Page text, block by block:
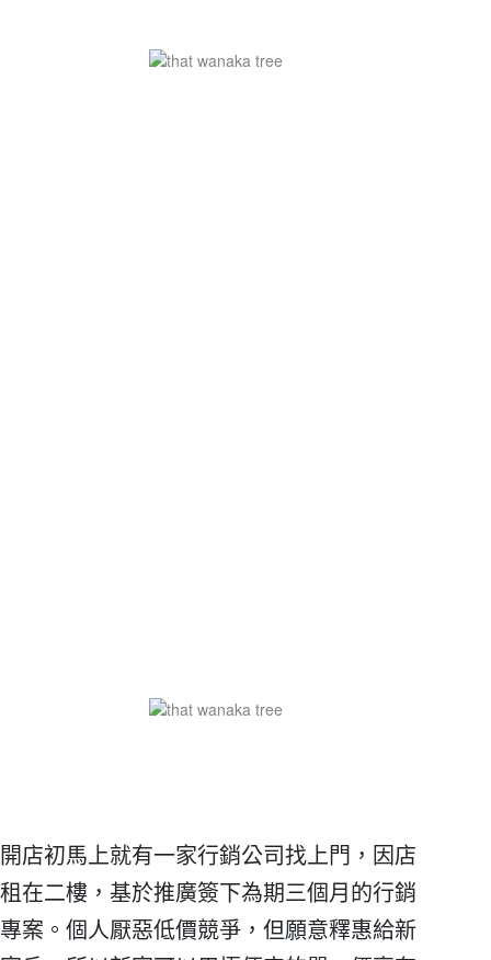
開店初馬上就有一家行銷公司找上門，因店
租在二樓，基於推廣簽下為期三個月的行銷
專案。個人厭惡低價競爭，但願意釋惠給新